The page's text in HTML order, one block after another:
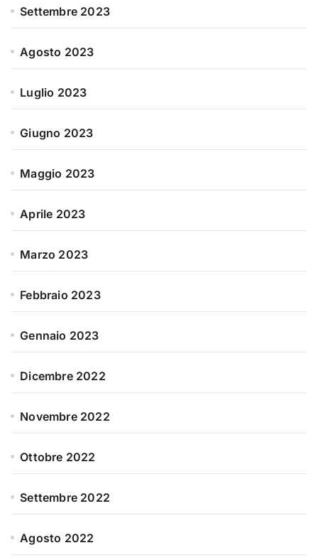
Settembre 2023
Agosto 2023
Luglio 2023
Giugno 2023
Maggio 2023
Aprile 2023
Marzo 2023
Febbraio 2023
Gennaio 2023
Dicembre 2022
Novembre 2022
Ottobre 2022
Settembre 2022
Agosto 2022